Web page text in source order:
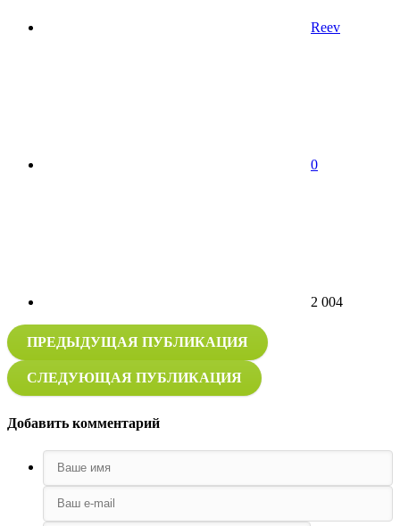
Reev
0
2 004
ПРЕДЫДУЩАЯ ПУБЛИКАЦИЯ
СЛЕДУЮЩАЯ ПУБЛИКАЦИЯ
Добавить комментарий